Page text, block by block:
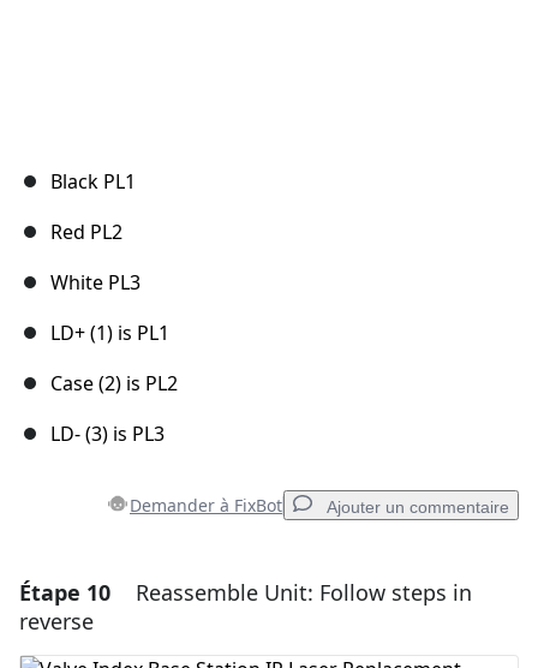
Black PL1
Red PL2
White PL3
LD+ (1) is PL1
Case (2) is PL2
LD- (3) is PL3
Demander à FixBot Ajouter un commentaire
Ajouter un commentaire
Ajouter un commentaire
Étape 10
Reassemble Unit: Follow steps in
reverse